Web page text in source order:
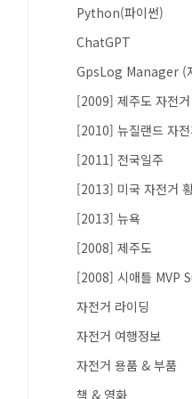
Python(파이썬)
ChatGPT
GpsLog Manager (
[2009] 제주도 자전
[2010] 뉴질랜드 자
[2011] 전국일주
[2013] 미국 자전거
[2013] 뉴욕
[2008] 제주도
[2008] 시애틀 MVP
자전거 라이딩
자전거 여행정보
자전거 용품 & 부품
책 & 영화